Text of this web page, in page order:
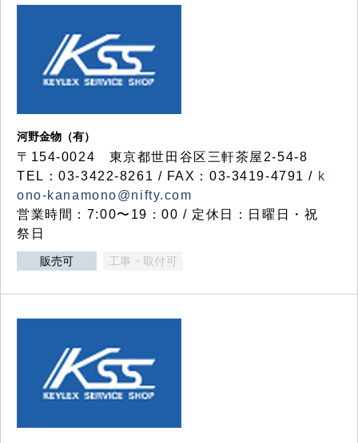
河野金物（有）
〒154-0024 東京都世田谷区三軒茶屋2-54-8
TEL：03-3422-8261 / FAX：03-3419-4791 / k
ono-kanamono@nifty.com
営業時間：7:00〜19：00 / 定休日：日曜日・祝
祭日
販売可 工事・取付可